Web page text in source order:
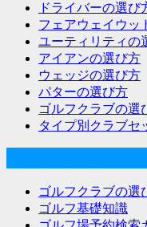
ドライバーの選び
フェアウェイウッ
ユーティリティの
アイアンの選び方
ウェッジの選び方
パターの選び方
ゴルフクラブの選
タイプ別クラブセ
ゴルフクラブの選
ゴルフ基礎知識